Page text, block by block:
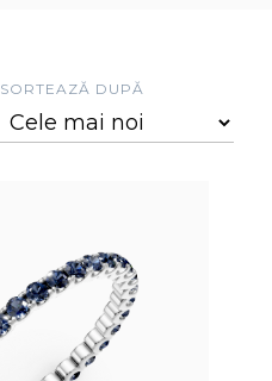
SORTEAZĂ DUPĂ